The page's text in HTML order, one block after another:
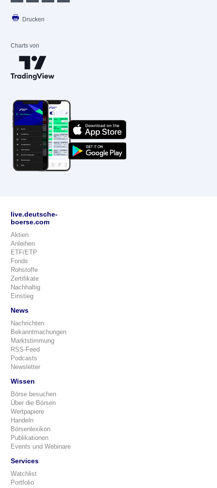
Drucken
Charts von
live.deutsche-
boerse.com
Aktien
Anleihen
ETF/ETP
Fonds
Rohstoffe
Zertifikate
Nachhaltig
Einstieg
News
Nachrichten
Bekanntmachungen
Marktstimmung
RSS-Feed
Podcasts
Newsletter
Wissen
Börse besuchen
Über die Börsen
Wertpapiere
Handeln
Börsenlexikon
Publikationen
Events und Webinare
Services
Watchlist
Portfolio